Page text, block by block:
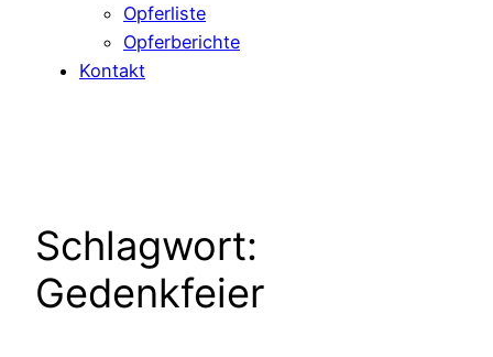
Opferliste
Opferberichte
Kontakt
Schlagwort:
Gedenkfeier